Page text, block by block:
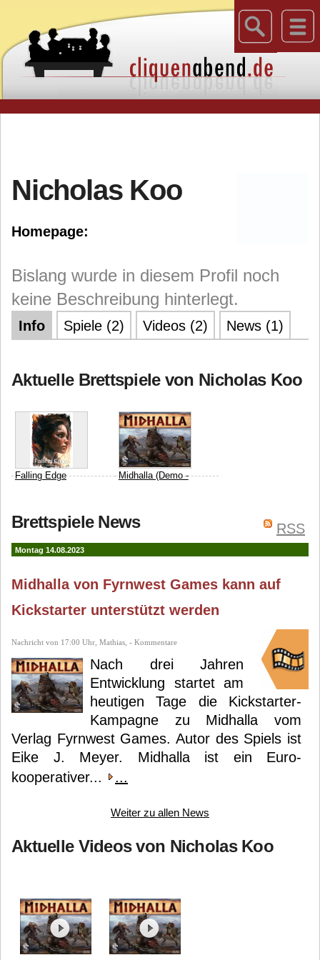
Nicholas Koo
Homepage:
Bislang wurde in diesem Profil noch
keine Beschreibung hinterlegt.
Info Spiele (2) Videos (2) News (1)
Aktuelle Brettspiele von Nicholas Koo
Falling Edge
Meyer Nicholas Koo
Midhalla (Demo -
Fyrnwest Games RSS
Brettspiele News
Montag 14.08.2023
Midhalla von Fyrnwest Games kann auf
Kickstarter unterstützt werden
Nachricht von 17:00 Uhr, Mathias, - Kommentare
Nach drei Jahren
Entwicklung startet am
heutigen Tage die Kickstarter-
Kampagne zu Midhalla vom
Verlag Fyrnwest Games. Autor des Spiels ist
Eike J. Meyer. Midhalla ist ein Euro-
kooperativer...
...
Weiter zu allen News
Aktuelle Videos von Nicholas Koo